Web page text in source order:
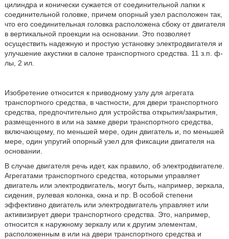
цилиндра и конически сужается от соединительной лапки к
соединительной головке, причем опорный узел расположен так,
что его соединительная головка расположена сбоку от двигателя
в вертикальной проекции на основании. Это позволяет
осуществить надежную и простую установку электродвигателя и
улучшение акустики в салоне транспортного средства. 11 з.п. ф-
лы, 2 ил.
Изобретение относится к приводному узлу для агрегата
транспортного средства, в частности, для двери транспортного
средства, предпочтительно для устройства открытия/закрытия,
размещенного в или на замке двери транспортного средства,
включающему, по меньшей мере, один двигатель и, по меньшей
мере, один упругий опорный узел для фиксации двигателя на
основании.
В случае двигателя речь идет, как правило, об электродвигателе.
Агрегатами транспортного средства, которыми управляет
двигатель или электродвигатель, могут быть, например, зеркала,
сидения, рулевая колонка, окна и пр. В особой степени
эффективно двигатель или электродвигатель управляет или
активизирует двери транспортного средства. Это, например,
относится к наружному зеркалу или к другим элементам,
расположенным в или на двери транспортного средства и